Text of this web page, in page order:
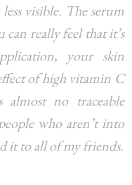
visible. The serum
really feel that it’s
your skin
of high vitamin C
almost no traceable
who aren’t into
it to all of my friends.